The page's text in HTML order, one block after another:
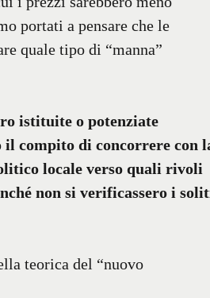
portati a pensare che le
quale tipo di “manna”
istituite o potenziate
il compito di concorrere con
locale verso quali rivoli
non si verificassero i
teorica del “nuovo